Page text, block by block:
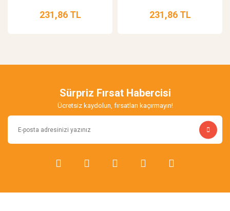
231,86 TL 231,86 TL
Sürpriz Fırsat Habercisi
Ücretsiz kaydolun, fırsatları kaçırmayın!